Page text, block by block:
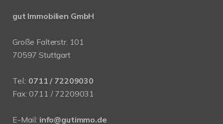
gut Immobilien GmbH
Große Falterstr. 101
70597 Stuttgart
Tel.: 0711 / 72209030
Fax: 0711 / 72209031
E-Mail: info@gutimmo.de